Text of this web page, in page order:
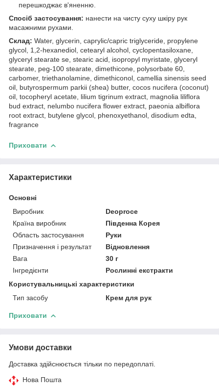
перешкоджає в'яненню.
Спосіб застосування: нанести на чисту суху шкіру рук
масажними рухами.
Склад: Water, glycerin, caprylic/capric triglyceride, propylene
glycol, 1,2-hexanediol, cetearyl alcohol, cyclopentasiloxane,
glyceryl stearate se, stearic acid, isopropyl myristate, glyceryl
stearate, peg-100 stearate, dimethicone, polysorbate 60,
carbomer, triethanolamine, dimethiconol, camellia sinensis seed
oil, butyrospermum parkii (shea) butter, cocos nucifera (coconut)
oil, tocopheryl acetate, lilium tigrinum extract, magnolia liliflora
bud extract, nelumbo nucifera flower extract, paeonia albiflora
root extract, butylene glycol, phenoxyethanol, disodium edta,
fragrance
Приховати
Характеристики
Основні
Виробник
Deoproce
Країна виробник
Південна Корея
Область застосування
Руки
Призначення і результат
Відновлення
Вага
30 г
Інгредієнти
Рослинні екстракти
Користувальницькі характеристики
Тип засобу
Крем для рук
Приховати
Умови доставки
Доставка здійснюється тільки по передоплаті.
Нова Пошта